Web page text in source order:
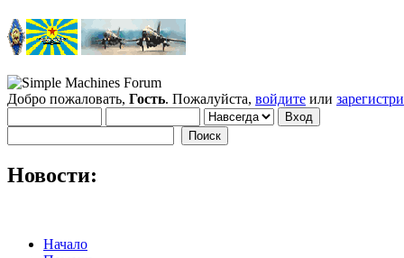
Добро пожаловать, Гость. Пожалуйста, войдите или
Новости:
Начало